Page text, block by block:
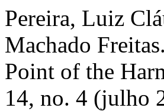
Pereira, Luiz
Machado
Point of the
14, no. 4 (julho